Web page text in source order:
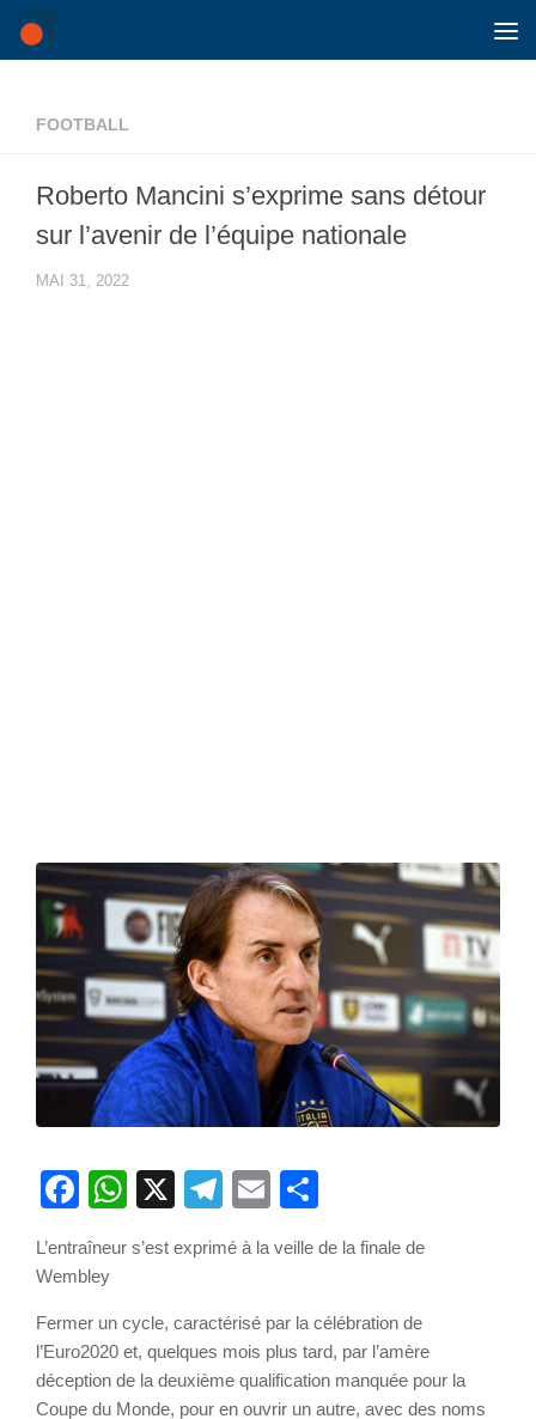
Skip to content
FOOTBALL
Roberto Mancini s’exprime sans détour
sur l’avenir de l’équipe nationale
MAI 31, 2022
Facebook
WhatsApp
X Telegram
Email
L’entraîneur s’est exprimé à la veille de la finale de
Wembley
Fermer un cycle, caractérisé par la célébration de
l’Euro2020 et, quelques mois plus tard, par l’amère
déception de la deuxième qualification manquée pour la
Coupe du Monde, pour en ouvrir un autre, avec des noms